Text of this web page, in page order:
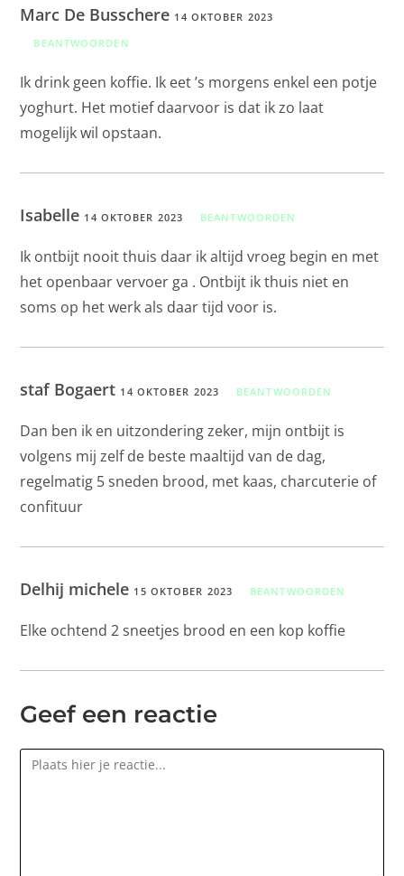
Marc De Busschere 14 OKTOBER 2023
BEANTWOORDEN
Ik drink geen koffie. Ik eet ’s morgens enkel een potje
yoghurt. Het motief daarvoor is dat ik zo laat
mogelijk wil opstaan.
Isabelle 14 OKTOBER 2023 BEANTWOORDEN
Ik ontbijt nooit thuis daar ik altijd vroeg begin en met
het openbaar vervoer ga . Ontbijt ik thuis niet en
soms op het werk als daar tijd voor is.
staf Bogaert 14 OKTOBER 2023 BEANTWOORDEN
Dan ben ik en uitzondering zeker, mijn ontbijt is
volgens mij zelf de beste maaltijd van de dag,
regelmatig 5 sneden brood, met kaas, charcuterie of
confituur
Delhij michele 15 OKTOBER 2023 BEANTWOORDEN
Elke ochtend 2 sneetjes brood en een kop koffie
Geef een reactie